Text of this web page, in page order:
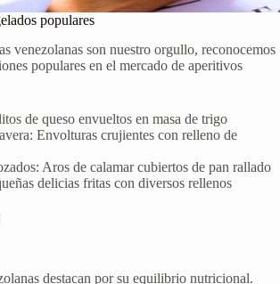
populares
venezolanas son nuestro orgullo, reconocemos
populares en el mercado de aperitivos
de queso envueltos en masa de trigo
Envolturas crujientes con relleno de
Aros de calamar cubiertos de pan rallado
delicias fritas con diversos rellenos
destacan por su equilibrio nutricional.